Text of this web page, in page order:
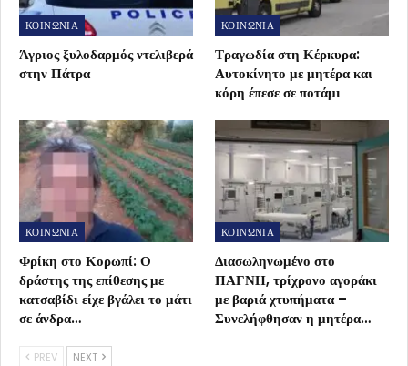
ΚΟΙΝΩΝΙΑ
Άγριος ξυλοδαρμός ντελιβερά
στην Πάτρα
ΚΟΙΝΩΝΙΑ
Τραγωδία στη Κέρκυρα:
Αυτοκίνητο με μητέρα και
κόρη έπεσε σε ποτάμι
ΚΟΙΝΩΝΙΑ
Φρίκη στο Κορωπί: Ο
δράστης της επίθεσης με
κατσαβίδι είχε βγάλει το μάτι
σε άνδρα…
ΚΟΙΝΩΝΙΑ
Διασωληνωμένο στο
ΠΑΓΝΗ, τρίχρονο αγοράκι
με βαριά χτυπήματα –
Συνελήφθησαν η μητέρα…
PREV NEXT